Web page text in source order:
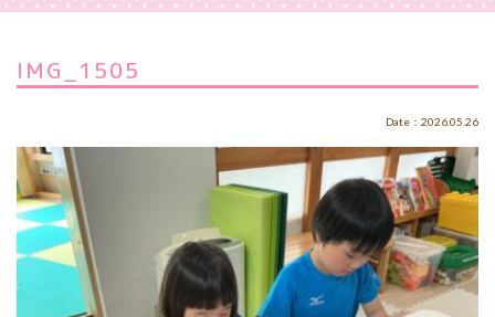
IMG_1505
Date：2026.05.26